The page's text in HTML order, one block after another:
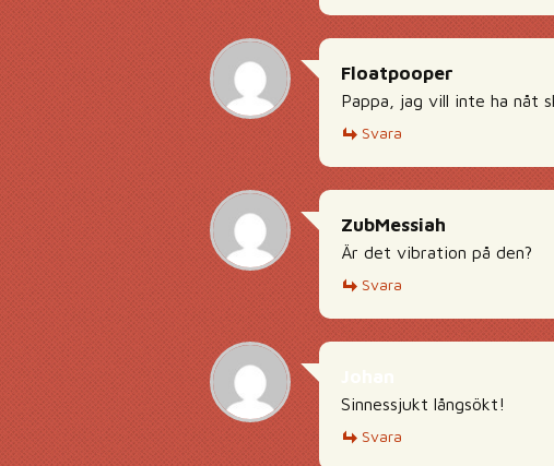
Floatpooper
Pappa, jag vill inte ha nåt
Svara
ZubMessiah
Är det vibration på den?
Svara
Sinnessjukt långsökt!
Svara